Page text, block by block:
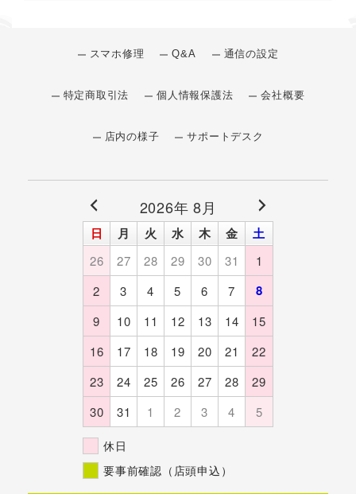
スマホ修理 Q&A 通信の設定
特定商取引法 個人情報保護法 会社概要
店内の様子 サポートデスク
2026年 8月
日 月 火 水 木 金 土
26 27 28 29 30 31
1
2
3 4 5 6 7 8
9 10 11 12 13 14
15
16
17 18 19 20 21
22
23
24 25 26 27 28
29
30
31 1 2 3 4 5
休日
要事前確認（店頭申込）